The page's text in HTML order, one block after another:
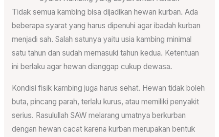
Tidak semua kambing bisa dijadikan hewan kurban. Ada
beberapa syarat yang harus dipenuhi agar ibadah kurban
menjadi sah. Salah satunya yaitu usia kambing minimal
satu tahun dan sudah memasuki tahun kedua. Ketentuan
ini berlaku agar hewan dianggap cukup dewasa.
Kondisi fisik kambing juga harus sehat. Hewan tidak boleh
buta, pincang parah, terlalu kurus, atau memiliki penyakit
serius. Rasulullah SAW melarang umatnya berkurban
dengan hewan cacat karena kurban merupakan bentuk